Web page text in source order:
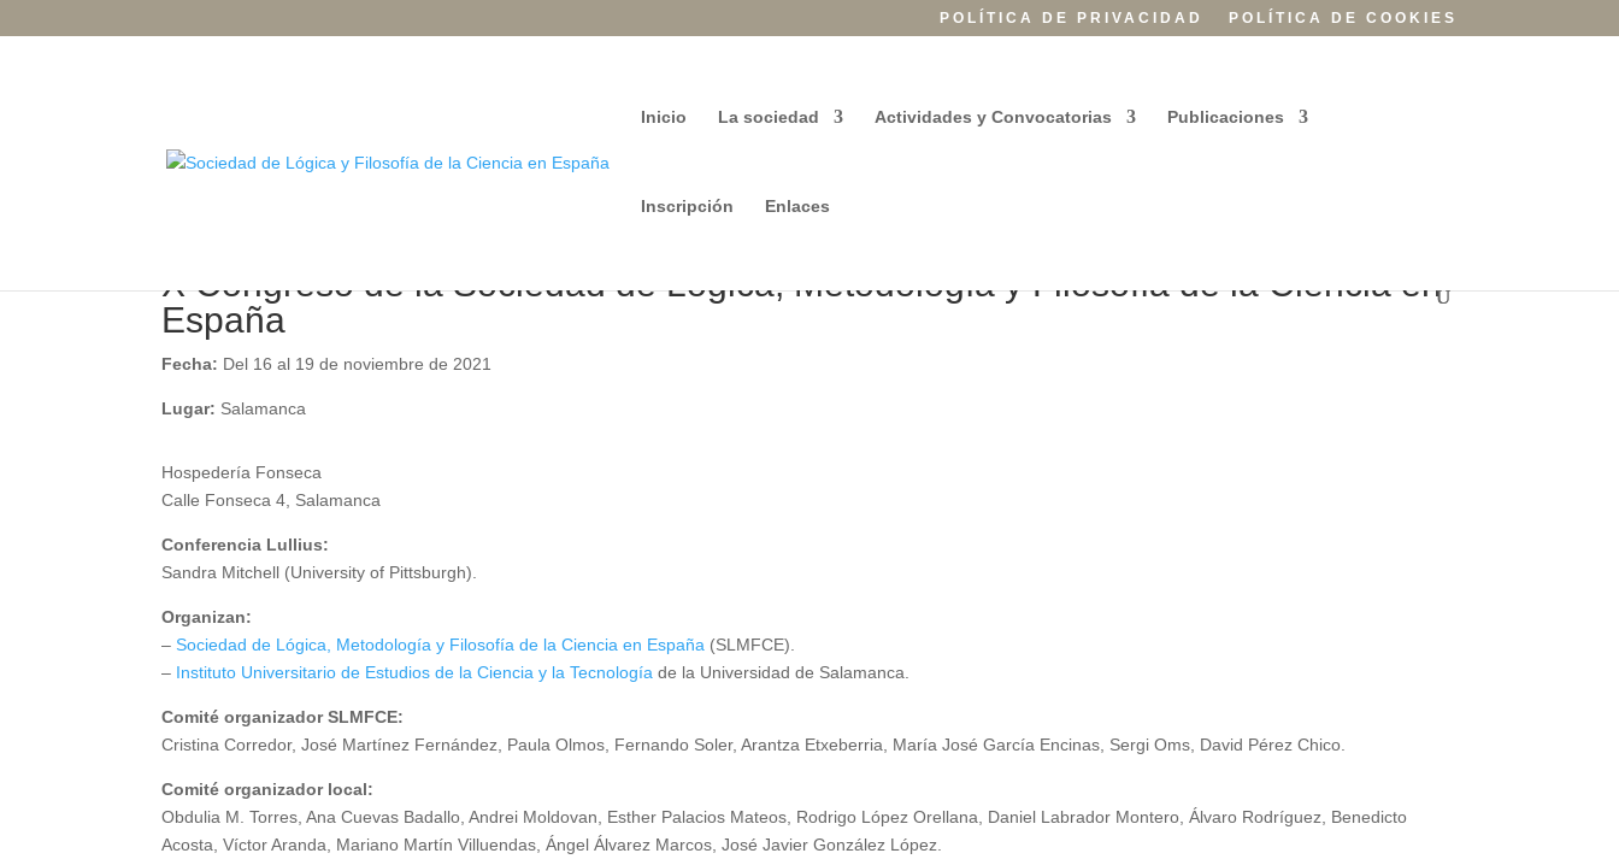
POLÍTICA DE PRIVACIDAD POLÍTICA DE COOKIES
Inicio La sociedad Actividades y Convocatorias Publicaciones
Inscripción Enlaces
X Congreso de la Sociedad de Lógica, Metodología y Filosofía de la Ciencia en
España
Fecha: Del 16 al 19 de noviembre de 2021
Lugar: Salamanca
Hospedería Fonseca
Calle Fonseca 4, Salamanca
Conferencia Lullius:
Sandra Mitchell (University of Pittsburgh).
Organizan:
–Sociedad de Lógica, Metodología y Filosofía de la Ciencia en España (SLMFCE).
– Instituto Universitario de Estudios de la Ciencia y la Tecnología de la Universidad de Salamanca.
Comité organizador SLMFCE:
Cristina Corredor, José Martínez Fernández, Paula Olmos, Fernando Soler, Arantza Etxeberria, María José García Encinas, Sergi Oms, David Pérez Chico.
Comité organizador local:
Obdulia M. Torres, Ana Cuevas Badallo, Andrei Moldovan, Esther Palacios Mateos, Rodrigo López Orellana, Daniel Labrador Montero, Álvaro Rodríguez, Benedicto
Acosta, Víctor Aranda, Mariano Martín Villuendas, Ángel Álvarez Marcos, José Javier González López.